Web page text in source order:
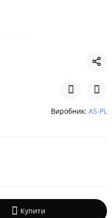
Виробник: AS-PL
Купити